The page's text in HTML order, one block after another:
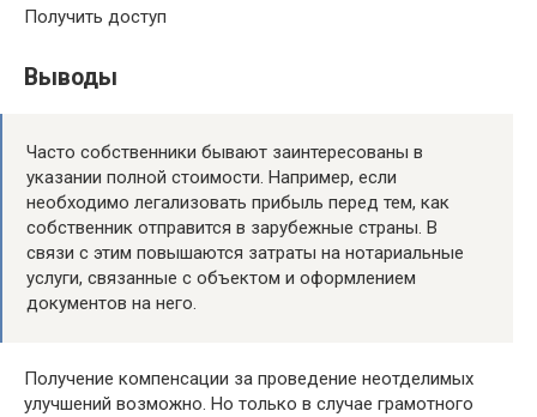
Получить доступ
Выводы
Часто собственники бывают заинтересованы в
указании полной стоимости. Например, если
необходимо легализовать прибыль перед тем, как
собственник отправится в зарубежные страны. В
связи с этим повышаются затраты на нотариальные
услуги, связанные с объектом и оформлением
документов на него.
Получение компенсации за проведение неотделимых
улучшений возможно. Но только в случае грамотного